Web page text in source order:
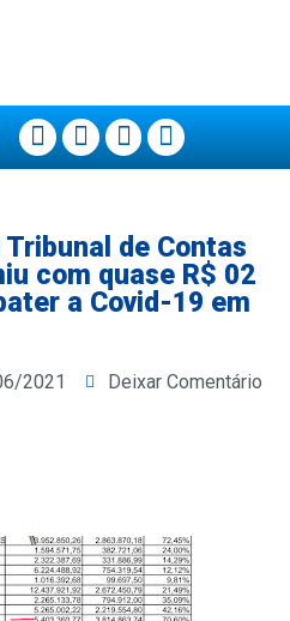
de Contas
com quase R$ 02
a Covid-19 em
2021 Deixar Comentário